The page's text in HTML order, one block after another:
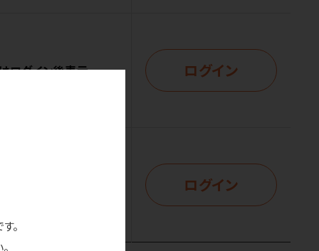
。
ログイン後表示 ログイン
ログイン